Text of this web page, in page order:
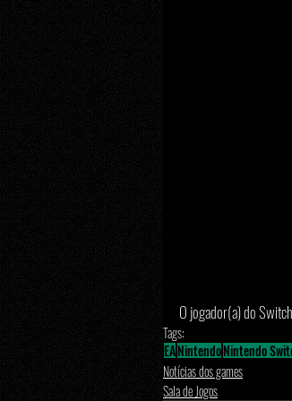
O jogador(a) do
Tags:
EANintendoNintendo
Notícias dos games
Sala de Jogos